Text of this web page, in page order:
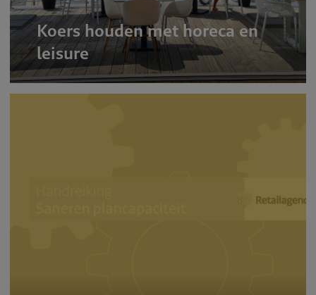
Koers houden met horeca en
leisure